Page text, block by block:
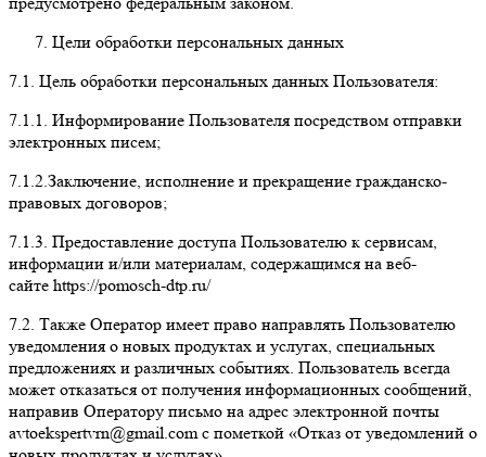
Цели обработки персональных данных
7.1. Цель обработки персональных данных Пользователя:
7.1.1. Информирование Пользователя посредством отправки
электронных писем;
7.1.2.Заключение, исполнение и прекращение гражданско-
правовых договоров;
7.1.3. Предоставление доступа Пользователю к сервисам,
информации и/или материалам, содержащимся на веб-
сайте https://pomosch-dtp.ru/
7.2. Также Оператор имеет право направлять Пользователю
уведомления о новых продуктах и услугах, специальных
предложениях и различных событиях. Пользователь всегда
может отказаться от получения информационных сообщений,
направив Оператору письмо на адрес электронной почты
avtoekspertvrn@gmail.com с пометкой «Отказ от уведомлений о